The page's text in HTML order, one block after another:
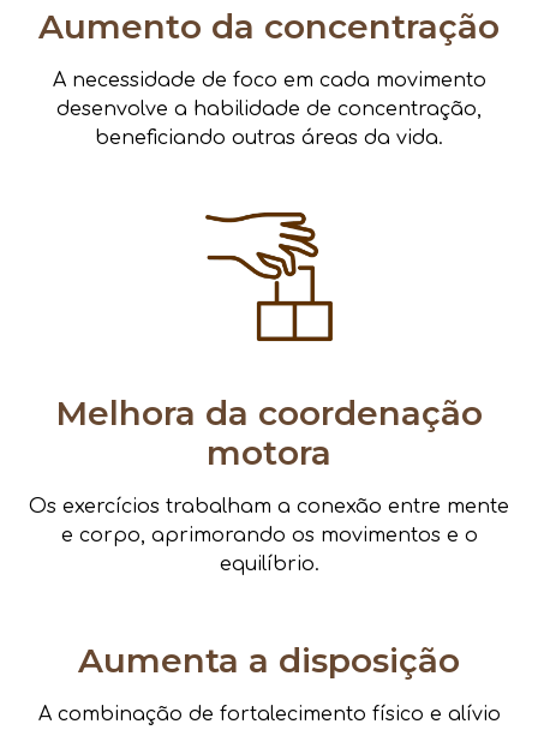
Aumento da concentração
A necessidade de foco em cada movimento
desenvolve a habilidade de concentração,
beneficiando outras áreas da vida.
Melhora da coordenação
motora
Os exercícios trabalham a conexão entre mente
e corpo, aprimorando os movimentos e o
equilíbrio.
Aumenta a disposição
A combinação de fortalecimento físico e alívio